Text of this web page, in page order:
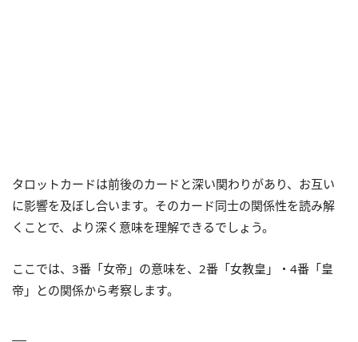
タロットカードは前後のカードと深い関わりがあり、お互い
に影響を及ぼし合います。そのカード同士の関係性を読み解
くことで、より深く意味を理解できるでしょう。
ここでは、3番「女帝」の意味を、2番「女教皇」・4番「皇
帝」との関係から考察します。